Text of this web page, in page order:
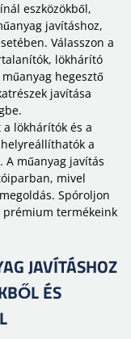
eszközökből,
javításhoz,
Válasszon a
lökhárító
hegesztő
javítása
lökhárítók és a
a
A műanyag javítás
mivel
Spóroljon
prémium termékeink
JAVÍTÁSHOZ
ÉS